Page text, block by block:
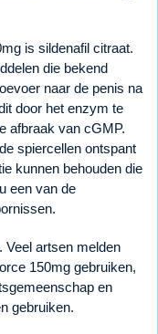
is sildenafil citraat.
die bekend
naar de penis na
door het enzym te
afbraak van cGMP.
spiercellen ontspant
kunnen behouden die
een van de
Veel artsen melden
150mg gebruiken,
en
gebruiken.